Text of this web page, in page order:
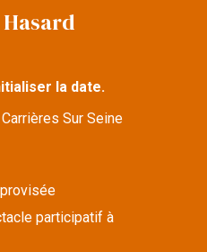
la date.
Sur Seine
participatif à